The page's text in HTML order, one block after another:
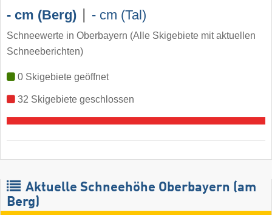
- cm (Berg) | - cm (Tal)
Schneewerte in Oberbayern (Alle Skigebiete mit aktuellen
Schneeberichten)
0 Skigebiete geöffnet
32 Skigebiete geschlossen
Aktuelle Schneehöhe Oberbayern (am
Berg)